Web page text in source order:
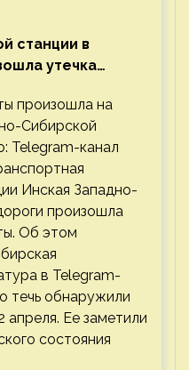
станции в
утечка
произошла на
Сибирской
Telegram-канал
Инская Западно-
произошла
Об этом
в Telegram-
течь обнаружили
апреля. Ее заметили
состояния